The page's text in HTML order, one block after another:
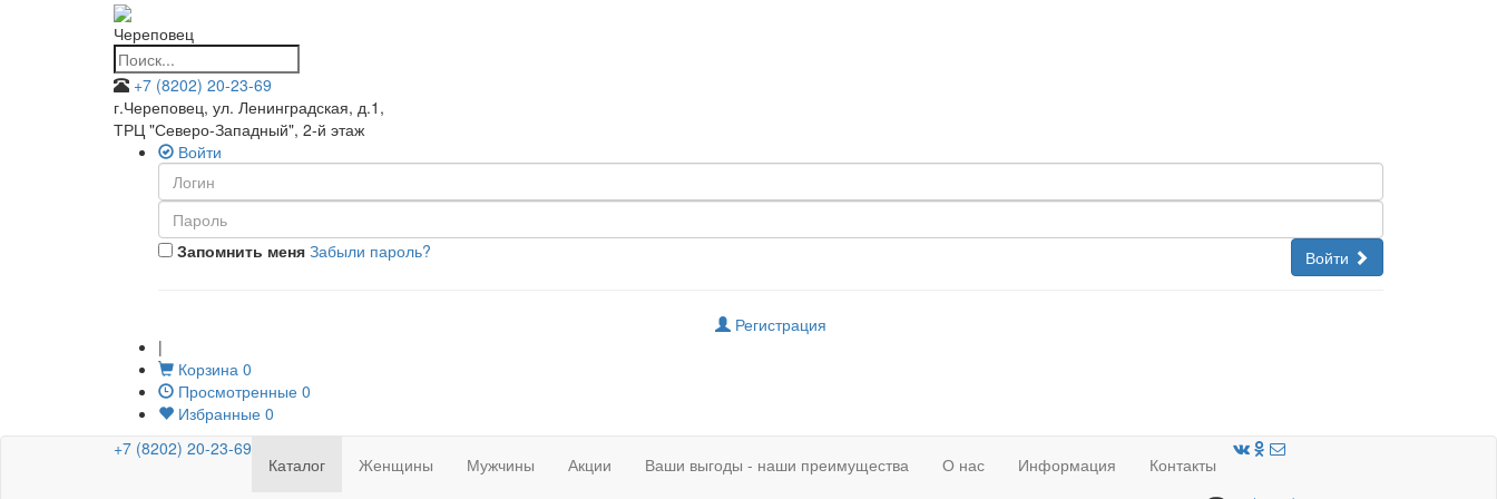
Череповец
+7 (8202) 20-23-69
г.Череповец, ул. Ленинградская, д.1 ,
ТРЦ "Северо-Западный", 2-й этаж
Войти
Запомнить меня Войти
Забыли пароль?
Регистрация
|
Корзина 0
Просмотренные 0
Избранные 0
+7 (8202) 20-23-69
Каталог Женщины Мужчины Акции Ваши выгоды - наши преимущества О нас Информация
Контакты